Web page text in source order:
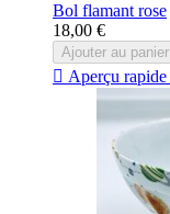
Bol flamant rose
18,00 €
Ajouter au panier
 Aperçu rapide